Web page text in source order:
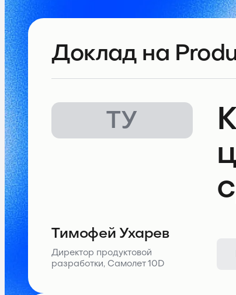
Доклад на
ТУ
Тимофей Ухарев
Директор продуктовой
разработки, Самолет 10D